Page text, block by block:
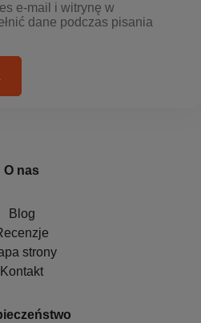
e-mail i witrynę w
dane podczas pisania
O nas
Blog
strony
Kontakt